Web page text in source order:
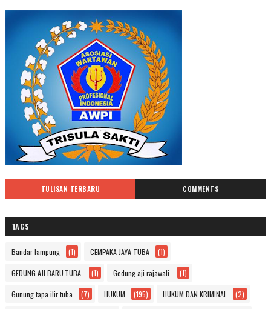
TULISAN TERBARU COMMENTS
TAGS
Bandar lampung (1) CEMPAKA JAYA TUBA (1)
GEDUNG AJI BARU.TUBA. (1) Gedung aji rajawali. (1)
Gunung tapa ilir tuba (7) HUKUM (195) HUKUM DAN KRIMINAL (2)